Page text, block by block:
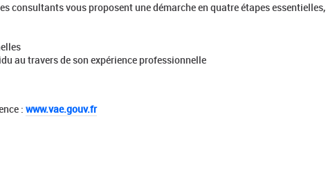
consultants vous proposent une démarche en quatre étapes essentielles,
au travers de son expérience professionnelle
: www.vae.gouv.fr